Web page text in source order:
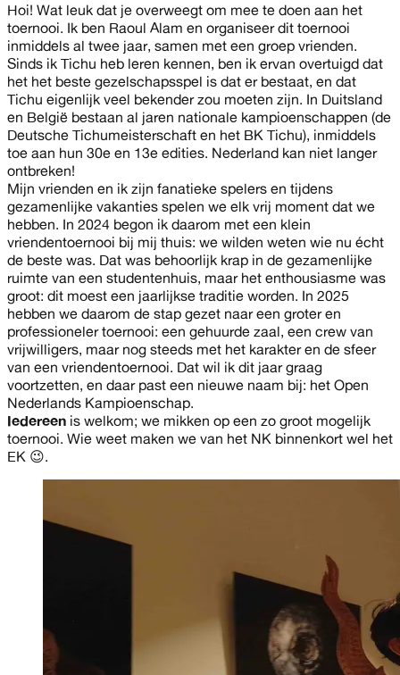
Hoi! Wat leuk dat je overweegt om mee te doen aan het
toernooi. Ik ben Raoul Alam en organiseer dit toernooi
inmiddels al twee jaar, samen met een groep vrienden.
Sinds ik Tichu heb leren kennen, ben ik ervan overtuigd dat
het het beste gezelschapsspel is dat er bestaat, en dat
Tichu eigenlijk veel bekender zou moeten zijn. In Duitsland
en België bestaan al jaren nationale kampioenschappen (de
Deutsche Tichumeisterschaft en het BK Tichu), inmiddels
toe aan hun 30e en 13e edities. Nederland kan niet langer
ontbreken!
Mijn vrienden en ik zijn fanatieke spelers en tijdens
gezamenlijke vakanties spelen we elk vrij moment dat we
hebben. In 2024 begon ik daarom met een klein
vriendentoernooi bij mij thuis: we wilden weten wie nu écht
de beste was. Dat was behoorlijk krap in de gezamenlijke
ruimte van een studentenhuis, maar het enthousiasme was
groot: dit moest een jaarlijkse traditie worden. In 2025
hebben we daarom de stap gezet naar een groter en
professioneler toernooi: een gehuurde zaal, een crew van
vrijwilligers, maar nog steeds met het karakter en de sfeer
van een vriendentoernooi. Dat wil ik dit jaar graag
voortzetten, en daar past een nieuwe naam bij: het Open
Nederlands Kampioenschap.
Iedereen is welkom; we mikken op een zo groot mogelijk
toernooi. Wie weet maken we van het NK binnenkort wel het
EK 😉.